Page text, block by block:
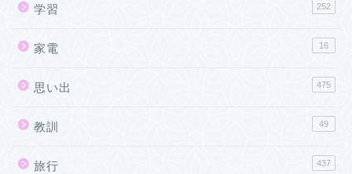
学習 252
家電 16
思い出 475
教訓 49
旅行 437